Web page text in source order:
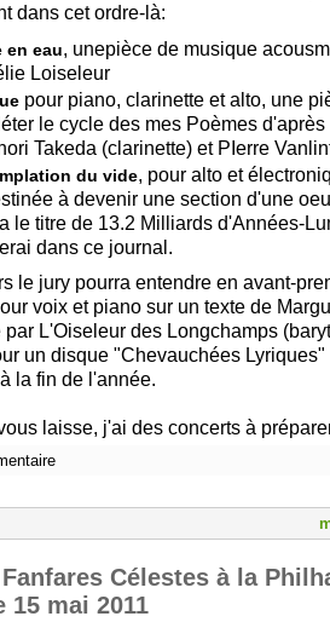
dans cet ordre-là:
en eau, unepièce de musique
Loiseleur
pour piano, clarinette et alto, une
le cycle des mes Poèmes d'après
Takeda (clarinette) et PIerre
du vide, pour alto et
à devenir une section d'une
le titre de 13.2 Milliards d'Années-
dans ce journal.
le jury pourra entendre en avant-
voix et piano sur un texte de
par L'Oiseleur des Longchamps
un disque "Chevauchées
la fin de l'année.
laisse, j'ai des concerts à
Célestes à la
15 mai 2011